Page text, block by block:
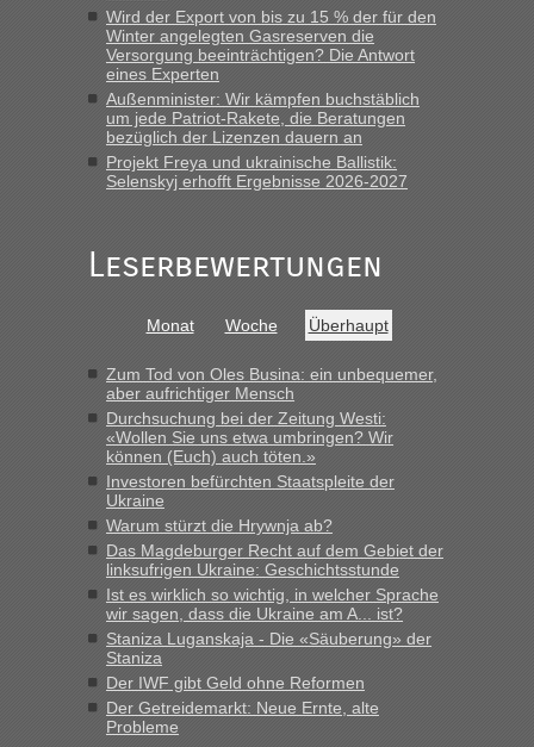
Früh. Mit sehr sehr wenig Verkehr, super bis zur Grenze. Nur
8 PKW vor der Schranke....“
inBerichte und Reisetipps • Re: An welchem
Grenzübergang zwischen Polen und der Ukraine geht es am
schnellsten?
„Gestern 6 Stunden warten vor der Grenze Richtung Polen
Bernd D-UAinBerichte und Reisetipps • Re: An welchem
„Bin am Montag 15.6.26 um 8 Uhr in Urgyniw ausgereist,
das erste Mal an einem Montagmorgen ca. 15 Fahrzeuge
vor mir, bin sonst der Erste oder Zweite, egal, nach ca 20
Minuten wurde dann die nächste Welle...“
Berichte und Reisetipps • Re: An welchem
Grenzübergang zwischen Polen und der Ukraine geht es am
schnellsten?
„Derzeit, ist es überall sehr voll an den Grenzen Ukraine/
Polen. Zb. Krakovets 100 PKW ca. 10 h Wartezeit. Wollen
Montag rüber, versuchen es sehr früh.“
Wird der Export von bis zu 15 % der für den
Winter angelegten Gasreserven die
Versorgung beeinträchtigen? Die Antwort
eines Experten
Außenminister: Wir kämpfen buchstäblich
um jede Patriot-Rakete, die Beratungen
bezüglich der Lizenzen dauern an
Projekt Freya und ukrainische Ballistik:
Selenskyj erhofft Ergebnisse 2026-2027
Leserbewertungen
Monat Woche Überhaupt
Zum Tod von Oles Busina: ein unbequemer,
aber aufrichtiger Mensch
Durchsuchung bei der Zeitung Westi:
«Wollen Sie uns etwa umbringen? Wir
können (Euch) auch töten.»
Investoren befürchten Staatspleite der
Ukraine
Warum stürzt die Hrywnja ab?
Das Magdeburger Recht auf dem Gebiet der
linksufrigen Ukraine: Geschichtsstunde
Ist es wirklich so wichtig, in welcher Sprache
wir sagen, dass die Ukraine am A... ist?
Staniza Luganskaja - Die «Säuberung» der
Staniza
Der IWF gibt Geld ohne Reformen
Der Getreidemarkt: Neue Ernte, alte
Probleme